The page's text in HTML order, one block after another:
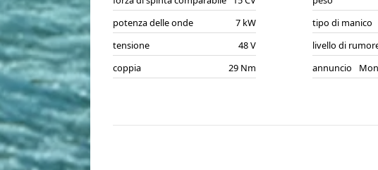
potenza delle onde
7 kW
tensione
48 V
coppia
29 Nm
tipo di manico
livello di
annuncio